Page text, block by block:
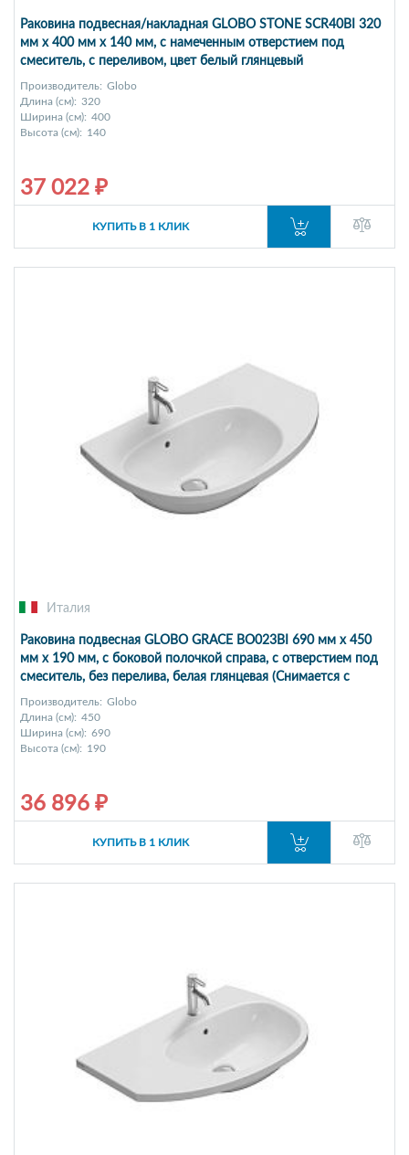
Раковина подвесная/накладная GLOBO STONE SCR40BI 320
мм х 400 мм х 140 мм, с намеченным отверстием под
смеситель, с переливом, цвет белый глянцевый
Производитель: Globo
Длина (см): 320
Ширина (см): 400
Высота (см): 140
37 022 ₽
КУПИТЬ В 1 КЛИК
Италия
Раковина подвесная GLOBO GRACE BO023BI 690 мм х 450
мм х 190 мм, с боковой полочкой справа, с отверстием под
смеситель, без перелива, белая глянцевая (Снимается с
Производитель: Globo
Длина (см): 450
Ширина (см): 690
Высота (см): 190
36 896 ₽
КУПИТЬ В 1 КЛИК